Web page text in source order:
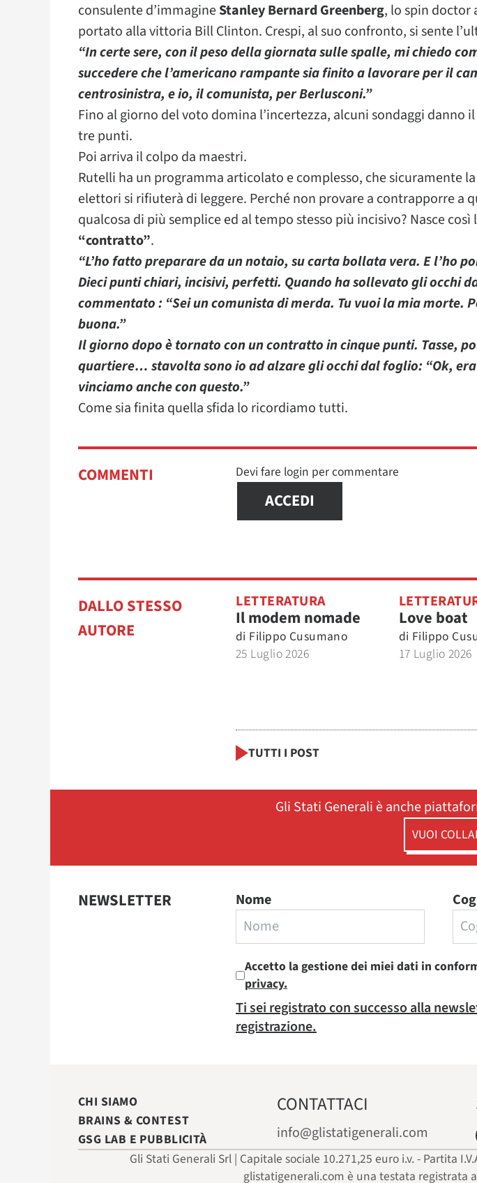
consulente d’immagineStanley Bernard Greenberg, lo spin doctor
portato alla vittoria Bill Clinton. Crespi, al suo confronto, si sente
“In certe sere, con il peso della giornata sulle spalle, mi chiedo
succedere che l’americano rampante sia finito a lavorare per il
centrosinistra, e io, il comunista, per Berlusconi.”
Fino al giorno del voto domina l’incertezza, alcuni sondaggi danno
tre punti.
Poi arriva il colpo da maestri.
Rutelli ha un programma articolato e complesso, che sicuramente
elettori si rifiuterà di leggere. Perché non provare a contrapporre a
qualcosa di più semplice ed al tempo stesso più incisivo? Nasce così
“contratto”.
“L’ho fatto preparare da un notaio, su carta bollata vera. E l’ho
Dieci punti chiari, incisivi, perfetti. Quando ha sollevato gli occhi
commentato : “Sei un comunista di merda. Tu vuoi la mia morte.
buona.”
Il giorno dopo è tornato con un contratto in cinque punti. Tasse,
quartiere… stavolta sono io ad alzare gli occhi dal foglio: “Ok,
vinciamo anche con questo.”
Come sia finita quella sfida lo ricordiamo tutti.
COMMENTI Devi fare login per commentare
ACCEDI
DALLO STESSO
AUTORE
LETTERATURA
Il modem nomade
di Filippo Cusumano
25 Luglio 2026
Love boat
di Filippo
17 Luglio 2026
TUTTI I POST
Gli Stati Generali è anche
VUOI
NEWSLETTER Nome
Accetto la gestione dei miei dati in
privacy.
Ti sei registrato con successo alla
registrazione.
CHI SIAMO
BRAINS & CONTEST
GSG LAB E PUBBLICITÀ
CONTATTACI
info@glistatigenerali.com
Gli Stati Generali Srl | Capitale sociale 10.271,25 euro i.v. - Partita
glistatigenerali.com è una testata registrata